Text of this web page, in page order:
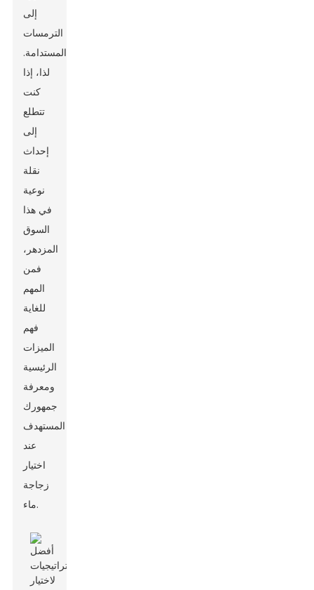
إلى
الترمسات
المستدامة.
لذا، إذا
كنت
تتطلع
إلى
إحداث
نقلة
نوعية
في هذا
السوق
المزدهر،
فمن
المهم
للغاية
فهم
الميزات
الرئيسية
ومعرفة
جمهورك
المستهدف
عند
اختيار
زجاجة
ماء.